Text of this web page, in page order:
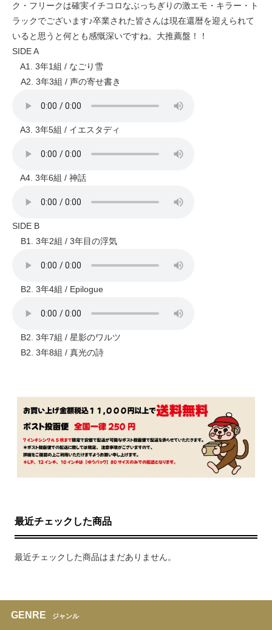
ク・フリークは確実イチコロなぶっちぎりの激エモ・キラー・ト
ラックでございます♪卒業された皆さんは現在還暦を迎えられて
いると思うと何とも感慨深いですね。大推薦盤！！
SIDE A
A1. 3年1組 / なごり雪
A2. 3年3組 / 声の寄せ書き
A3. 3年5組 / イエスタディ
A4. 3年6組 / 神話
SIDE B
B1. 3年2組 / 3年目の浮気
B2. 3年4組 / Epilogue
B2. 3年7組 / 星影のワルツ
B2. 3年8組 / 真光の詩
最近チェックした商品
最近チェックした商品はまだありません。
GENRE ジャンル